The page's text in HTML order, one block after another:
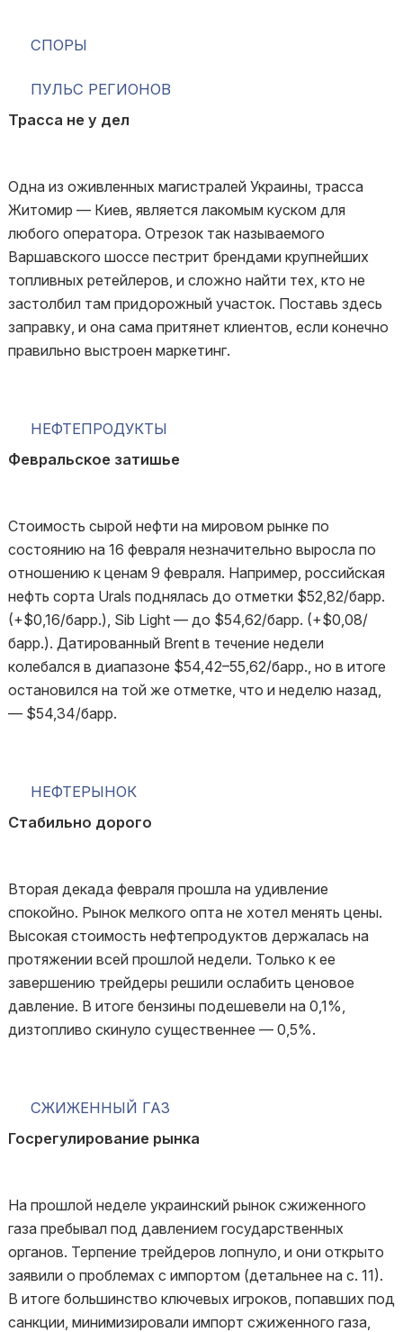
СПОРЫ
ПУЛЬС РЕГИОНОВ
Трасса не у дел
Одна из оживленных магистралей Украины, трасса
Житомир — Киев, является лакомым куском для
любого оператора. Отрезок так называемого
Варшавского шоссе пестрит брендами крупнейших
топливных ретейлеров, и сложно найти тех, кто не
застолбил там придорожный участок. Поставь здесь
заправку, и она сама притянет клиентов, если конечно
правильно выстроен маркетинг.
НЕФТЕПРОДУКТЫ
Февральское затишье
Стоимость сырой нефти на мировом рынке по
состоянию на 16 февраля незначительно выросла по
отношению к ценам 9 февраля. Например, российская
нефть сорта Urals поднялась до отметки $52,82/барр.
(+$0,16/барр.), Sib Light — до $54,62/барр. (+$0,08/
барр.). Датированный Brent в течение недели
колебался в диапазоне $54,42–55,62/барр., но в итоге
остановился на той же отметке, что и неделю назад,
— $54,34/барр.
НЕФТЕРЫНОК
Стабильно дорого
Вторая декада февраля прошла на удивление
спокойно. Рынок мелкого опта не хотел менять цены.
Высокая стоимость нефтепродуктов держалась на
протяжении всей прошлой недели. Только к ее
завершению трейдеры решили ослабить ценовое
давление. В итоге бензины подешевели на 0,1%,
дизтопливо скинуло существеннее — 0,5%.
СЖИЖЕННЫЙ ГАЗ
Госрегулирование рынка
На прошлой неделе украинский рынок сжиженного
газа пребывал под давлением государственных
органов. Терпение трейдеров лопнуло, и они открыто
заявили о проблемах с импортом (детальнее на с. 11).
В итоге большинство ключевых игроков, попавших под
санкции, минимизировали импорт сжиженного газа,